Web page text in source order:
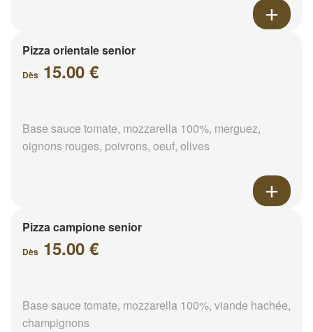
Pizza orientale senior
Dès 15.00 €
Base sauce tomate, mozzarella 100%, merguez,
oignons rouges, poivrons, oeuf, olives
Pizza campione senior
Dès 15.00 €
Base sauce tomate, mozzarella 100%, viande hachée,
champignons